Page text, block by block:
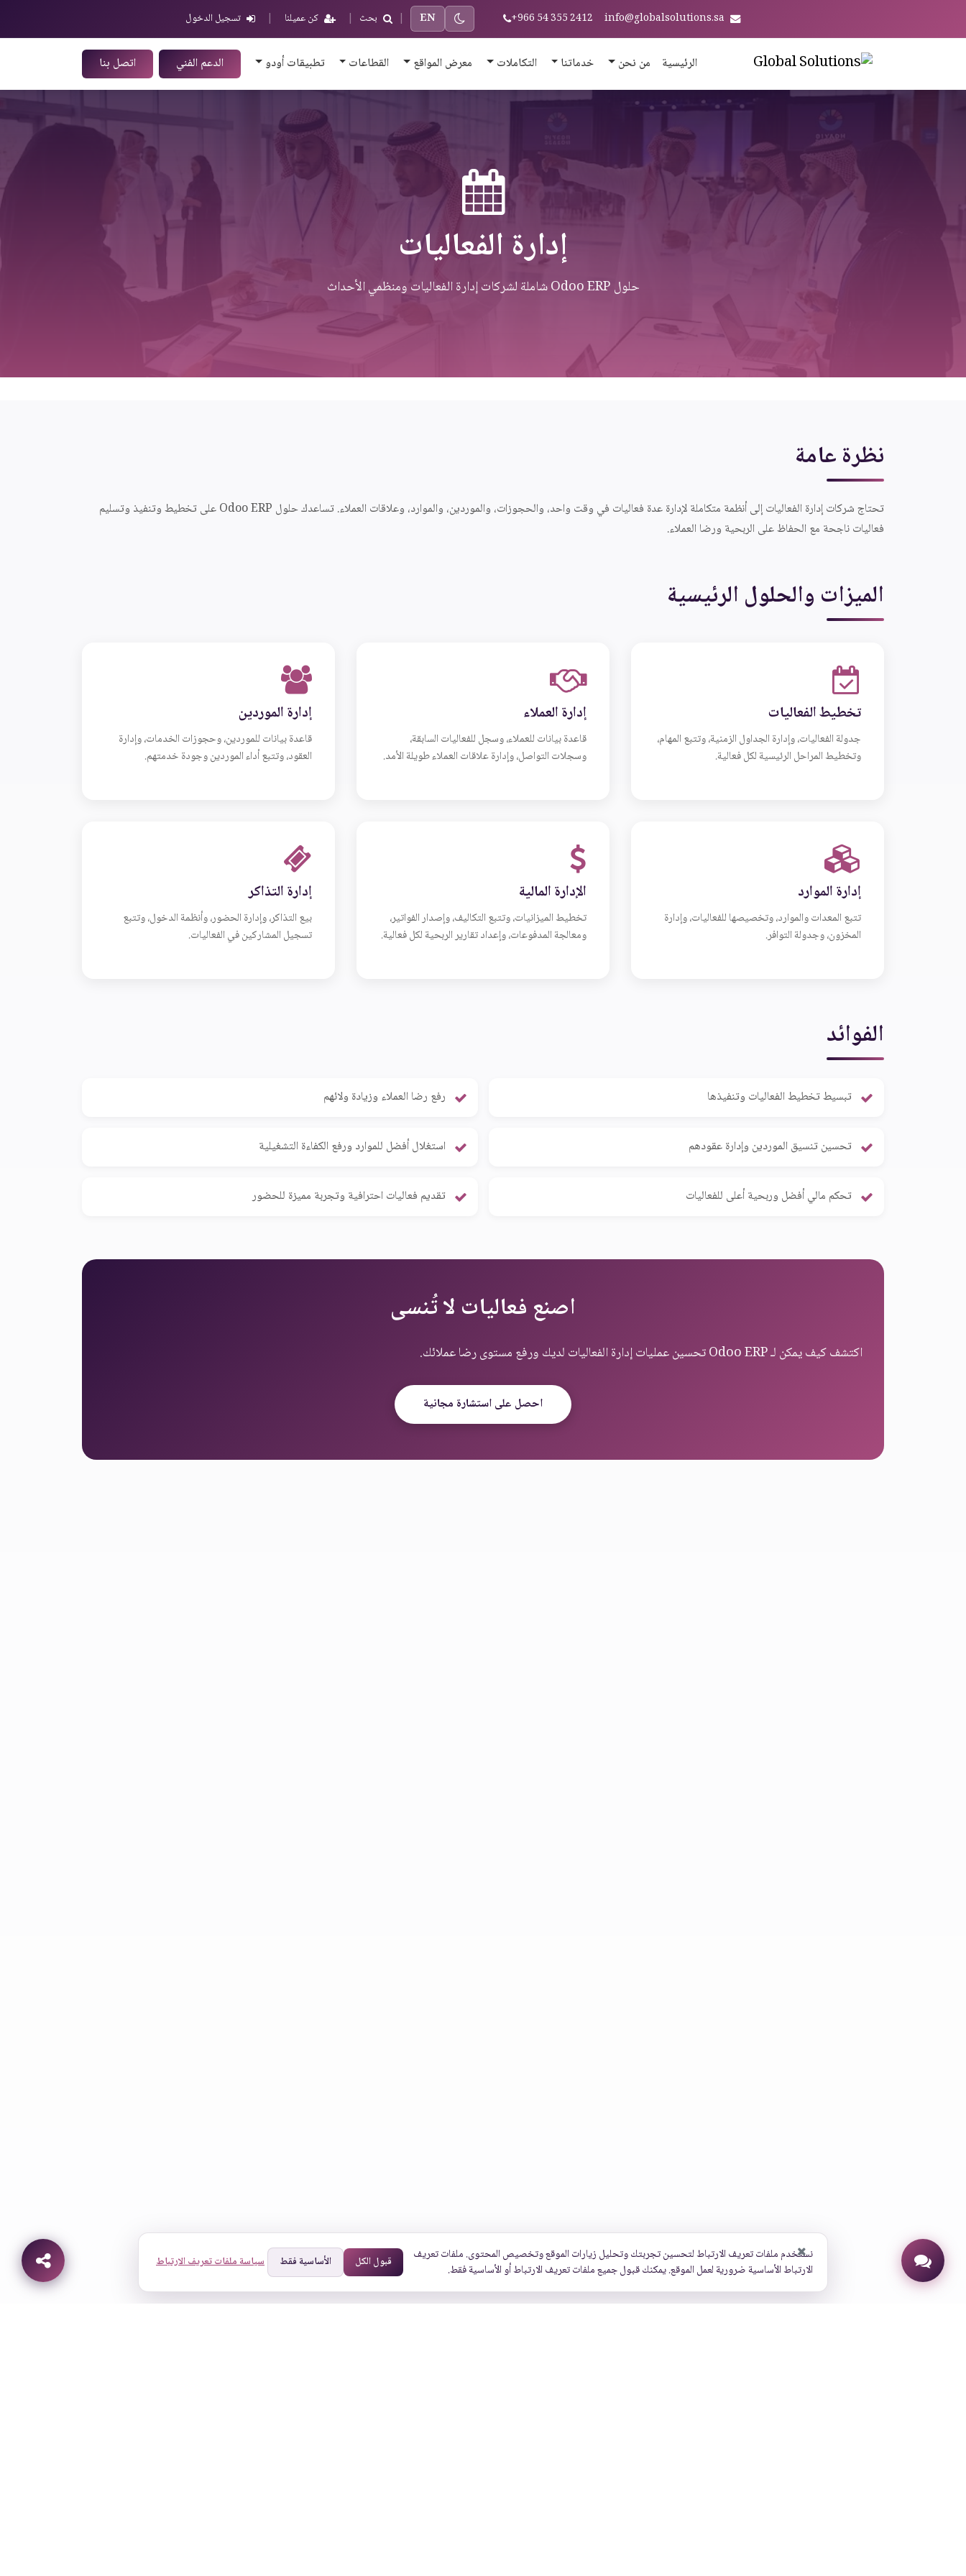
info@globalsolutions.sa
+966 54 355 2412
EN
| بحث | كن عميلنا | تسجيل الدخول
الرئيسية من نحن خدماتنا التكاملات معرض المواقع القطاعات تطبيقات أودو الدعم الفني اتصل بنا
إدارة الفعاليات
حلول Odoo ERP شاملة لشركات إدارة الفعاليات ومنظمي الأحداث
نظرة عامة
تحتاج شركات إدارة الفعاليات إلى أنظمة متكاملة لإدارة عدة فعاليات في وقت واحد، والحجوزات، والموردين، والموارد، وعلاقات العملاء. تساعدك حلول Odoo ERP على تخطيط وتنفيذ وتسليم
فعاليات ناجحة مع الحفاظ على الربحية ورضا العملاء.
الميزات والحلول الرئيسية
تخطيط الفعاليات
جدولة الفعاليات، وإدارة الجداول الزمنية، وتتبع المهام،
وتخطيط المراحل الرئيسية لكل فعالية.
إدارة العملاء
قاعدة بيانات للعملاء، وسجل للفعاليات السابقة،
وسجلات التواصل، وإدارة علاقات العملاء طويلة الأمد.
إدارة الموردين
قاعدة بيانات للموردين، وحجوزات الخدمات، وإدارة
العقود، وتتبع أداء الموردين وجودة خدمتهم.
إدارة الموارد
تتبع المعدات والموارد، وتخصيصها للفعاليات، وإدارة
المخزون، وجدولة التوافر.
الإدارة المالية
تخطيط الميزانيات، وتتبع التكاليف، وإصدار الفواتير،
ومعالجة المدفوعات، وإعداد تقارير الربحية لكل فعالية.
إدارة التذاكر
بيع التذاكر، وإدارة الحضور، وأنظمة الدخول، وتتبع
تسجيل المشاركين في الفعاليات.
الفوائد
تبسيط تخطيط الفعاليات وتنفيذها رفع رضا العملاء وزيادة ولائهم
تحسين تنسيق الموردين وإدارة عقودهم استغلال أفضل للموارد ورفع الكفاءة التشغيلية
تحكم مالي أفضل وربحية أعلى للفعاليات تقديم فعاليات احترافية وتجربة مميزة للحضور
اصنع فعاليات لا تُنسى
اكتشف كيف يمكن لـ Odoo ERP تحسين عمليات إدارة الفعاليات لديك ورفع مستوى رضا عملائك.
احصل على استشارة مجانية
نستخدم ملفات تعريف الارتباط لتحسين تجربتك وتحليل زيارات الموقع وتخصيص المحتوى. ملفات تعريف
الارتباط الأساسية ضرورية لعمل الموقع. يمكنك قبول جميع ملفات تعريف الارتباط أو الأساسية فقط.
قبول الكل الأساسية فقط سياسة ملفات تعريف الارتباط